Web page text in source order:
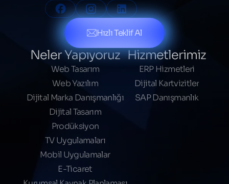
Hızlı Teklif Al
Neler Yapıyoruz
Web Tasarım
Web Yazılım
Dijital Marka Danışmanlığı
Dijital Tasarım
Prodüksiyon
TV Uygulamaları
Mobil Uygulamalar
E-Ticaret
Hizmetlerimiz
ERP Hizmetleri
Dijital Kartvizitler
SAP Danışmanlık